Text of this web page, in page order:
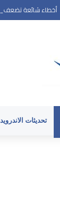
أخطاء شائعة تضعف
تحديثات الاندرويد